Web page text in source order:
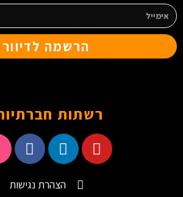
הרשמה לדיוור
רשתות
הצהרת נגישות